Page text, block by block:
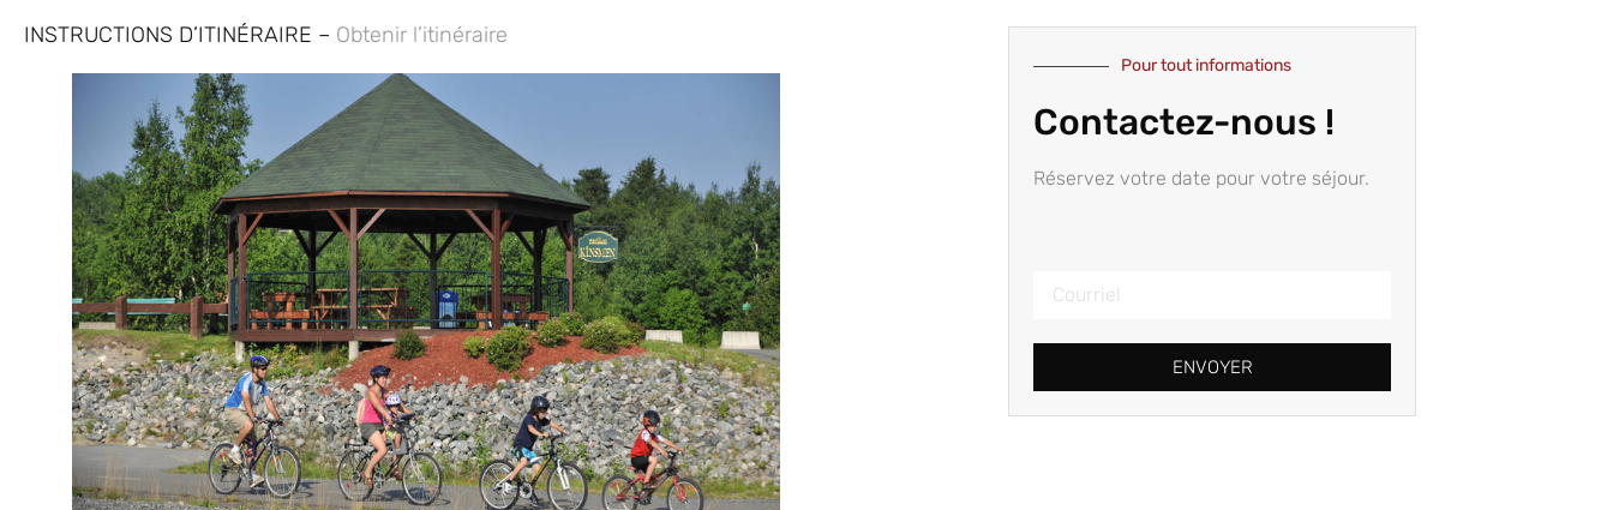
INSTRUCTIONS D’ITINÉRAIRE – Obtenir l’itinéraire
Pour tout informations
Contactez-nous !
Réservez votre date pour votre séjour.
ENVOYER